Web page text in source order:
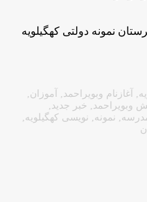
نمونه دولتی كهگیلویه
, آغازنام وبویراحمد, آموزان ,
وبویراحمد, خبر جدید,
, نمونه, نویسی كهگیلویه,